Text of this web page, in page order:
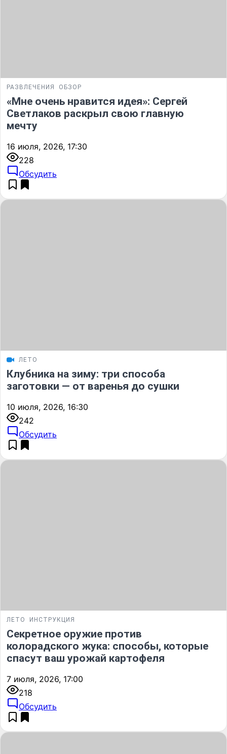
РАЗВЛЕЧЕНИЯ ОБЗОР
«Мне очень нравится идея»: Сергей
Светлаков раскрыл свою главную
мечту
16 июля, 2026, 17:30
228
Обсудить
ЛЕТО
Клубника на зиму: три способа
заготовки — от варенья до сушки
10 июля, 2026, 16:30
242
Обсудить
ЛЕТО ИНСТРУКЦИЯ
Секретное оружие против
колорадского жука: способы, которые
спасут ваш урожай картофеля
7 июля, 2026, 17:00
218
Обсудить